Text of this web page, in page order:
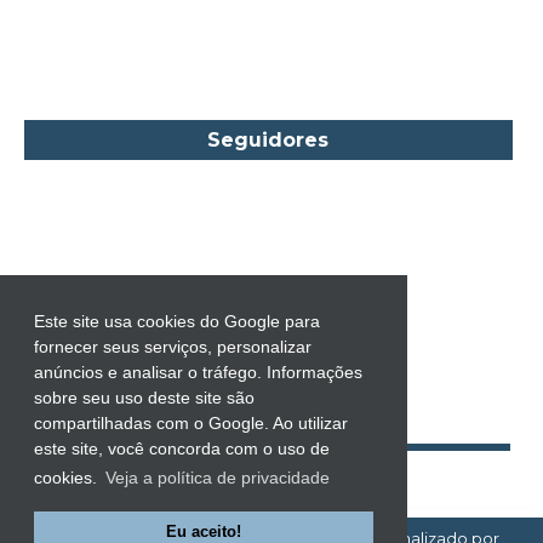
Este site usa cookies do Google para
fornecer seus serviços, personalizar
anúncios e analisar o tráfego. Informações
sobre seu uso deste site são
compartilhadas com o Google. Ao utilizar
este site, você concorda com o uso de
cookies.
Veja a política de privacidade
Eu aceito!
Caroline Linden
Celeste Bradley
Chantelle Shaw
Charles Dickens
Charlie Donlea
Charlotte Brontë
Charlotte Lamb
Chevy Stevens
Seguidores
EMOÇÕES À FLOR DA PELE! | Template personalizado por